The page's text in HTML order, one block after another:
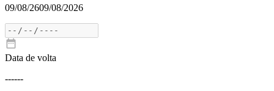
09/08/2609/08/2026
Data de volta
------